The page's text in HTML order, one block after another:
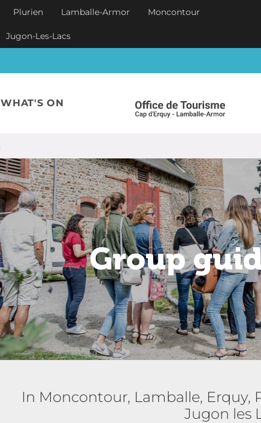
Plurien Lamballe-Armor Moncontour
Jugon-Les-Lacs
WHAT'S ON
Group
In Moncontour, Lamballe, Erquy,
Jugon les